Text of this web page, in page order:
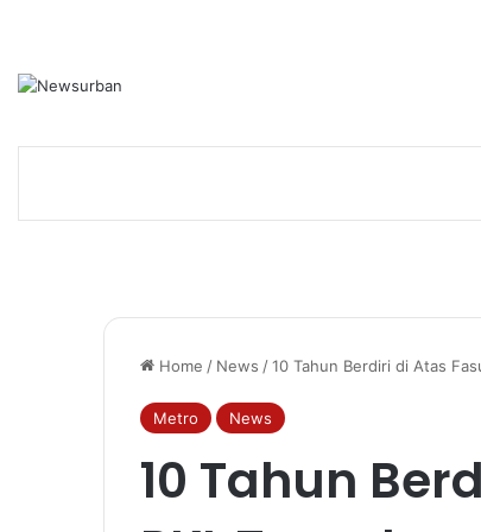
Home / News /10 Tahun Berdiri di Atas
Metro News
10 Tahun